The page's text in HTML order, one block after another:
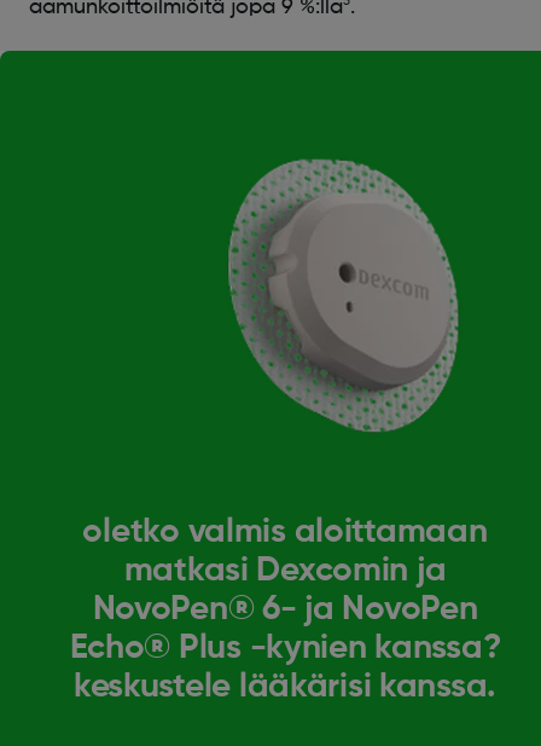
aamunkoittoilmiöitä jopa 9 %:lla .
oletko valmis aloittamaan
matkasi Dexcomin ja
NovoPen® 6- ja NovoPen
Echo® Plus -kynien kanssa?
keskustele lääkärisi kanssa.